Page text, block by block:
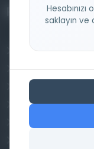
Projelerimiz
Türkçe Metin Sıklık
Kazakça Metin
Transkripsiyon
Tarihi
Hesabınızı
saklayın ve